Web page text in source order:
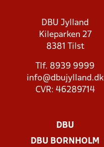
DBU Jylland
Kileparken 27
8381 Tilst
Tlf. 8939 9999
info@dbujylland.dk
CVR: 46289714
DBU
DBU BORNHOLM